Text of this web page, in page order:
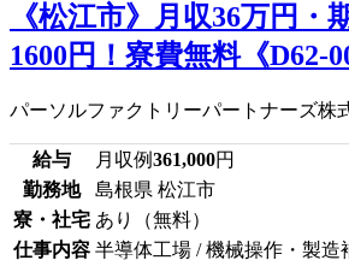
《松江市》月収36万円・
1600円！寮費無料《D62-
パーソルファクトリーパートナーズ株
給与 月収例361,000円
勤務地
島根県 松江市
寮・社宅 あり（無料）
仕事内容 半導体工場 / 機械操作・製造